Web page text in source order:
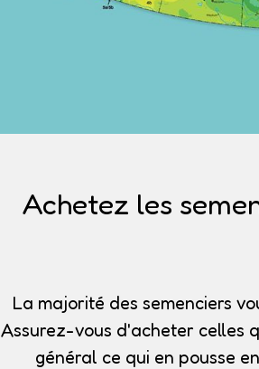
Achetez les
La majorité des semenciers
Assurez-vous d'acheter celles
général ce qui en pousse